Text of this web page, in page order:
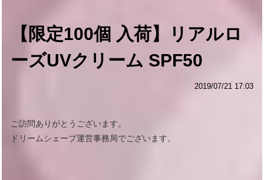
【限定100個 入荷】リアルロ
ーズUVクリーム SPF50
2019/07/21 17:03
ご訪問ありがとうございます。
ドリームシェープ運営事務局でございます。